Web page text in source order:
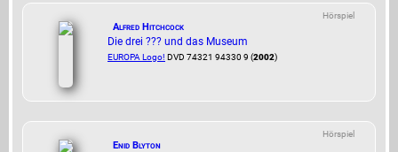
Hörspiel
Alfred Hitchcock
Die drei ??? und das Museum
EUROPA Logo! DVD 74321 94330 9 (2002)
Hörspiel
Enid Blyton